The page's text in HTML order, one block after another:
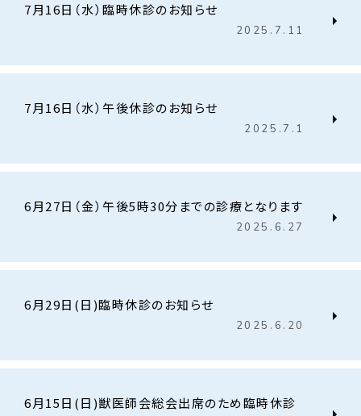
7月16日（水）臨時休診のお知らせ
2025.7.11
7月16日（水）午後休診のお知らせ
2025.7.1
6月27日（金）午後5時30分までの診療となります
2025.6.27
6月29日(日)臨時休診のお知らせ
2025.6.20
6月15日(日)獣医師会総会出席のため臨時休診